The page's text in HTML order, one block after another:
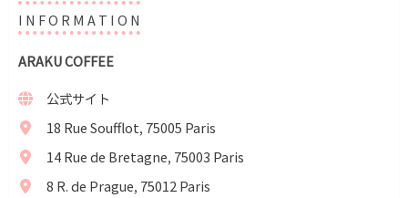
I N F O R M A T I O N
ARAKU COFFEE
公式サイト
18 Rue Soufflot, 75005 Paris
14 Rue de Bretagne, 75003 Paris
8 R. de Prague, 75012 Paris